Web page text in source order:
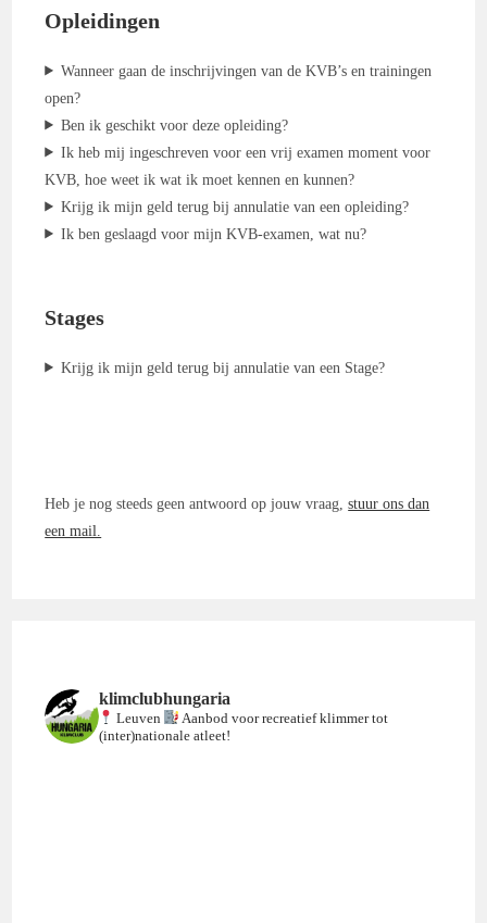
Opleidingen
Wanneer gaan de inschrijvingen van de KVB’s en trainingen
open?
Ben ik geschikt voor deze opleiding?
Ik heb mij ingeschreven voor een vrij examen moment voor
KVB, hoe weet ik wat ik moet kennen en kunnen?
Krijg ik mijn geld terug bij annulatie van een opleiding?
Ik ben geslaagd voor mijn KVB-examen, wat nu?
Stages
Krijg ik mijn geld terug bij annulatie van een Stage?
Heb je nog steeds geen antwoord op jouw vraag,stuur ons dan
een mail.
klimclubhungaria
Leuven
Aanbod voor recreatief klimmer tot
(inter)nationale atleet!